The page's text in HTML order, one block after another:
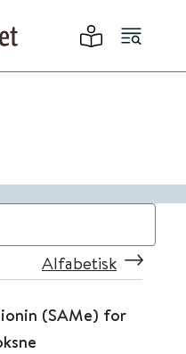
Alfabetisk
(SAMe) for